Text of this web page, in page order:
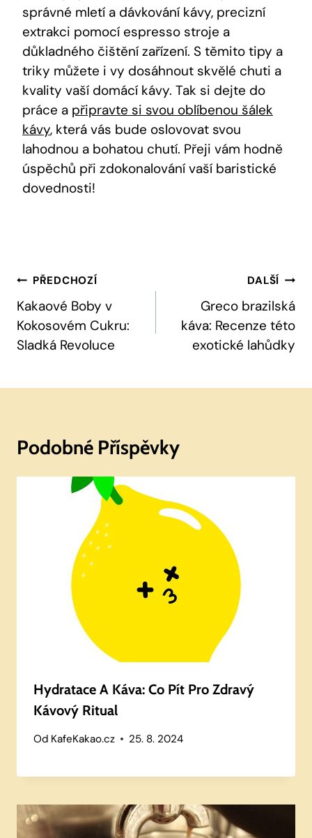
správné mletí a dávkování kávy, precizní
extrakci pomocí espresso stroje a
důkladného čištění zařízení. S těmito tipy a
triky můžete i vy dosáhnout skvělé chuti a
kvality vaší domácí kávy. Tak si dejte do
práce a připravte si svou oblíbenou šálek
kávy, která vás bude oslovovat svou
lahodnou a bohatou chutí. Přeji vám hodně
úspěchů při zdokonalování vaší baristické
dovednosti!
Navigace
Pro
Příspěvek
PŘEDCHOZÍ
Kakaové Boby v
Kokosovém Cukru:
Sladká Revoluce
DALŠÍ
Greco brazilská
káva: Recenze této
exotické lahůdky
Podobné Příspěvky
Hydratace A Káva: Co Pít Pro Zdravý
Kávový Ritual
Od KafeKakao.cz 25. 8. 2024